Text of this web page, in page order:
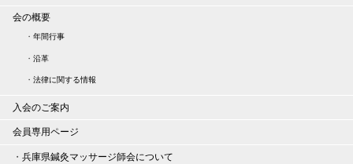
会の概要
・ 年間行事
・ 沿革
・ 法律に関する情報
入会のご案内
会員専用ページ
・ 兵庫県鍼灸マッサージ師会について